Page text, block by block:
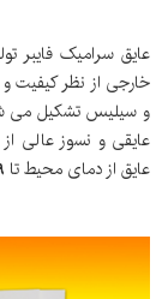
عایق سرامیک فایبر
خارجی از نظر کیفیت و
و سیلیس تشکیل می
عایقی و نسوز عالی
عایق از دمای محیط تا 1649 درجه سانتی گراد می باشد.